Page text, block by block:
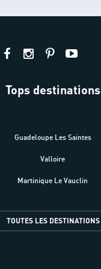
Tops destinations
Guadeloupe Les Saintes
Valloire
Martinique Le Vauclin
TOUTES LES DESTINATIONS